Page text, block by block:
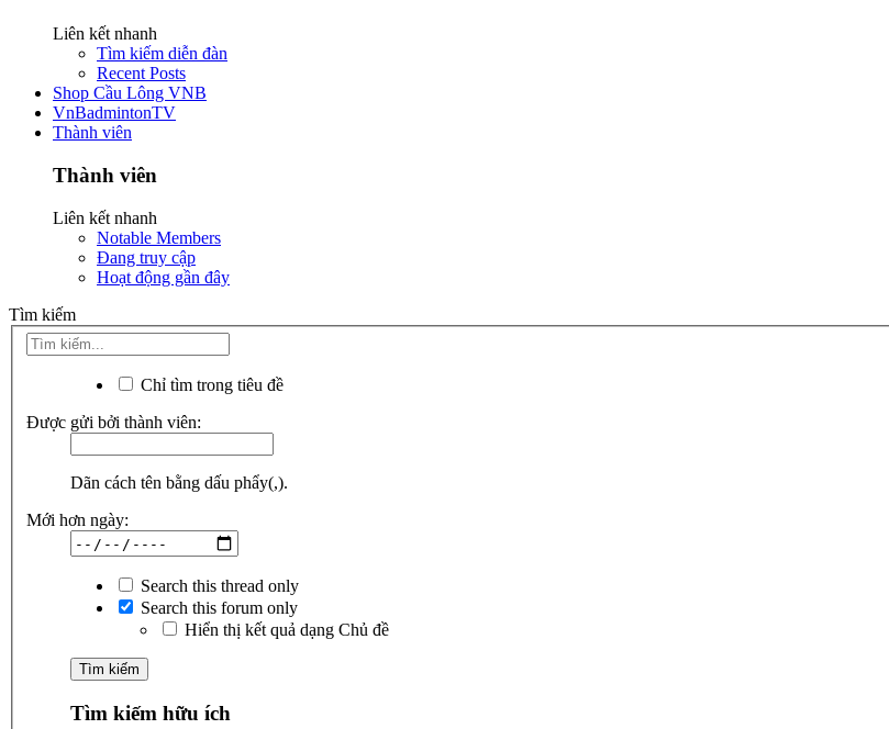
Liên kết nhanh
Tìm kiếm diễn đàn
Recent Posts
Shop Cầu Lông VNB
VnBadmintonTV
Thành viên
Thành viên
Liên kết nhanh
Notable Members
Đang truy cập
Hoạt động gần đây
Tìm kiếm
Chỉ tìm trong tiêu đề
Được gửi bởi thành viên:
Dãn cách tên bằng dấu phẩy(,).
Mới hơn ngày:
Search this thread only
Search this forum only
Hiển thị kết quả dạng Chủ đề
Tìm kiếm hữu ích